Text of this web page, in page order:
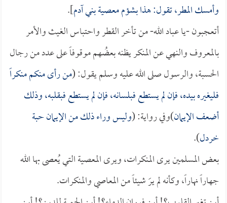
وأمسك المطر، تقول: هذا بشؤم معصية بني آدم].
أتعجبون -يا عباد الله- من تأخر القطر واحتباس الغيث والأمر
بالمعروف والنهي عن المنكر يظنه بعضُهم موقوفاً على عدد من رجال
الحسبة، والرسول صلى الله عليه وسلم يقول: (من رأى منكم منكراً
فليغيره بيده، فإن لم يستطع فبلسانه، فإن لم يستطع فبقلبه، وذلك
أضعف الإيمان)وفي رواية: (وليس وراء ذلك من الإيمان حبة
خردل).
بعض المسلمين يرى المنكرات، ويرى المعصية التي يُعصى بها الله
جهاراً نهاراً، وكأنه لم يرَ شيئاً من المعاصي والمنكرات.